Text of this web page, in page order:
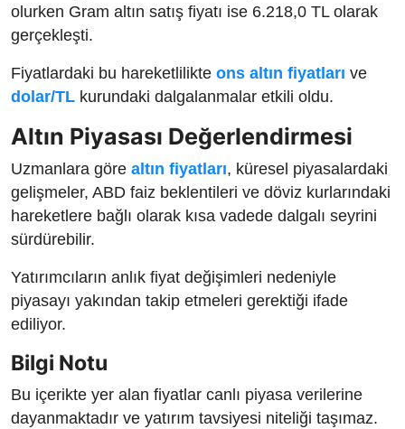
olurken Gram altın satış fiyatı ise 6.218,0 TL olarak
gerçekleşti.
Fiyatlardaki bu hareketlilikte ons altın fiyatları ve
dolar/TL kurundaki dalgalanmalar etkili oldu.
Altın Piyasası Değerlendirmesi
Uzmanlara göre altın fiyatları, küresel piyasalardaki
gelişmeler, ABD faiz beklentileri ve döviz kurlarındaki
hareketlere bağlı olarak kısa vadede dalgalı seyrini
sürdürebilir.
Yatırımcıların anlık fiyat değişimleri nedeniyle
piyasayı yakından takip etmeleri gerektiği ifade
ediliyor.
Bilgi Notu
Bu içerikte yer alan fiyatlar canlı piyasa verilerine
dayanmaktadır ve yatırım tavsiyesi niteliği taşımaz.